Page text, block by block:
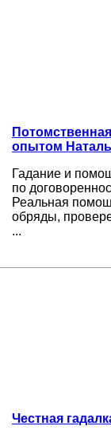
опытом
Гадание и
по
Реальная
обряды,
...
Честная